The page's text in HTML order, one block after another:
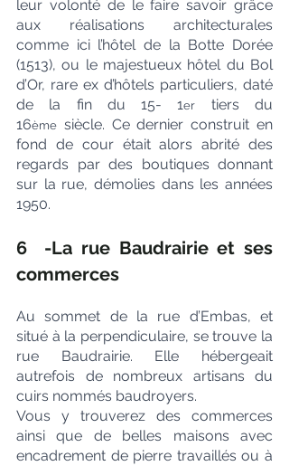
leur volonté de le faire savoir grâce
aux réalisations architecturales
comme ici l’hôtel de la Botte Dorée
(1513), ou le majestueux hôtel du Bol
d’Or, rare ex d’hôtels particuliers, daté
de la fin du 15- 1er
tiers du
16ème siècle. Ce dernier construit en
fond de cour était alors abrité des
regards par des boutiques donnant
sur la rue, démolies dans les années
1950.
6  -La rue Baudrairie et ses
commerces
Au sommet de la rue d’Embas, et
situé à la perpendiculaire, se trouve la
rue Baudrairie. Elle hébergeait
autrefois de nombreux artisans du
cuirs nommés baudroyers.
Vous y trouverez des commerces
ainsi que de belles maisons avec
encadrement de pierre travaillés ou à